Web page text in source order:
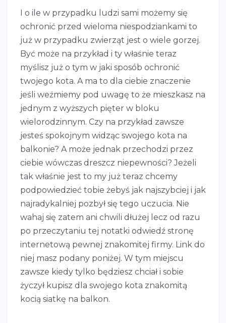
I o ile w przypadku ludzi sami możemy się
ochronić przed wieloma niespodziankami to
już w przypadku zwierząt jest o wiele gorzej.
Być może na przykład i ty właśnie teraz
myślisz już o tym w jaki sposób ochronić
twojego kota. A ma to dla ciebie znaczenie
jeśli weźmiemy pod uwagę to że mieszkasz na
jednym z wyższych pięter w bloku
wielorodzinnym. Czy na przykład zawsze
jesteś spokojnym widząc swojego kota na
balkonie? A może jednak przechodzi przez
ciebie wówczas dreszcz niepewności? Jeżeli
tak właśnie jest to my już teraz chcemy
podpowiedzieć tobie żebyś jak najszybciej i jak
najradykalniej pozbył się tego uczucia. Nie
wahaj się zatem ani chwili dłużej lecz od razu
po przeczytaniu tej notatki odwiedź stronę
internetową pewnej znakomitej firmy. Link do
niej masz podany poniżej. W tym miejscu
zawsze kiedy tylko będziesz chciał i sobie
życzył kupisz dla swojego kota znakomitą
kocią siatkę na balkon.